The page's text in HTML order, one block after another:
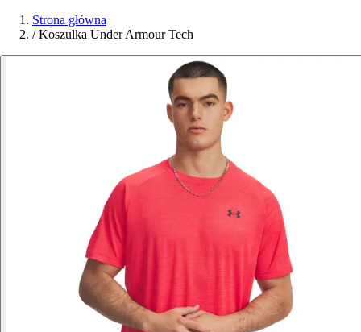
Strona główna
/ Koszulka Under Armour Tech